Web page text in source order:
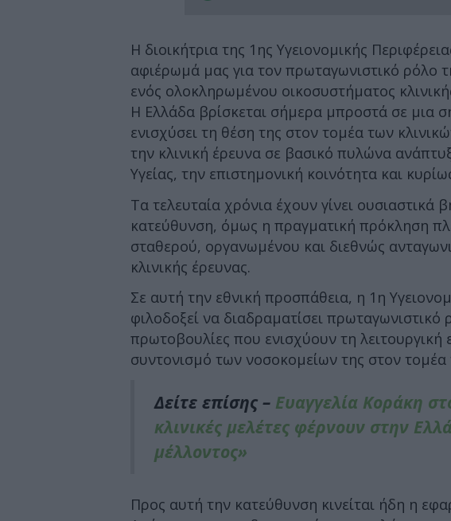
Η διοικήτρια της 1ης Υγειονομικής
αφιέρωμά μας για τον πρωταγωνιστικό ρόλο
ενός ολοκληρωμένου οικοσυστήματος
Η Ελλάδα βρίσκεται σήμερα μπροστά σε μια
ενισχύσει τη θέση της στον τομέα των
την κλινική έρευνα σε βασικό πυλώνα
Υγείας, την επιστημονική κοινότητα και
Τα τελευταία χρόνια έχουν γίνει ουσιαστικά
κατεύθυνση, όμως η πραγματική πρόκληση
σταθερού, οργανωμένου και διεθνώς
κλινικής έρευνας.
Σε αυτή την εθνική προσπάθεια, η 1η
φιλοδοξεί να διαδραματίσει
πρωτοβουλίες που ενισχύουν τη λειτουργική
συντονισμό των νοσοκομείων της στον τομέα
Δείτε επίσης – Ευαγγελία Κοράκη
κλινικές μελέτες φέρνουν στην
μέλλοντος»
Προς αυτή την κατεύθυνση κινείται ήδη η